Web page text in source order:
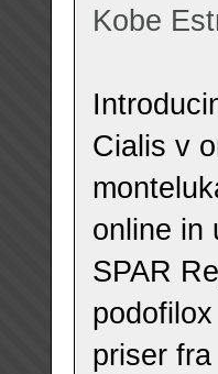
Kobe
Cialis v
online in
SPAR
priser